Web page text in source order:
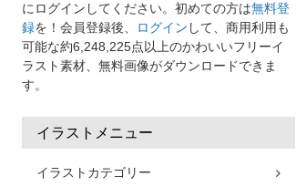
にログインしてください。初めての方は無料登
録を！会員登録後、 ログイン して、商用利用も
可能な約6,248,225点以上のかわいいフリーイ
ラスト素材、無料画像がダウンロードできま
す。
イラストメニュー
イラストカテゴリー